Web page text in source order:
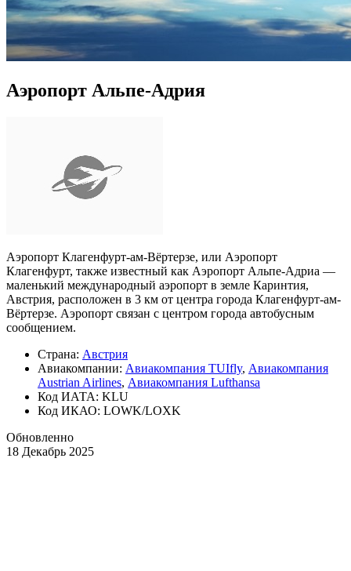
Аэропорт Альпе-Адрия
Аэропорт Клагенфурт-ам-Вёртерзе, или Аэропорт
Клагенфурт, также известный как Аэропорт Альпе-Адриа —
маленький международный аэропорт в земле Каринтия,
Австрия, расположен в 3 км от центра города Клагенфурт-ам-
Вёртерзе. Аэропорт связан с центром города автобусным
сообщением.
Страна: Австрия
Авиакомпании: Авиакомпания TUIfly, Авиакомпания
Austrian Airlines, Авиакомпания Lufthansa
Код ИАТА: KLU
Код ИКАО: LOWK/LOXK
Обновленно
18 Декабрь 2025